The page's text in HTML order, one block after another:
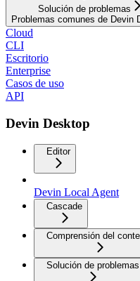
Solución de problemas
Problemas comunes de Devin
Cloud
CLI
Escritorio
Enterprise
Casos de uso
API
Devin Desktop
Editor
Devin Local Agent
Cascade
Comprensión del
Solución de problemas